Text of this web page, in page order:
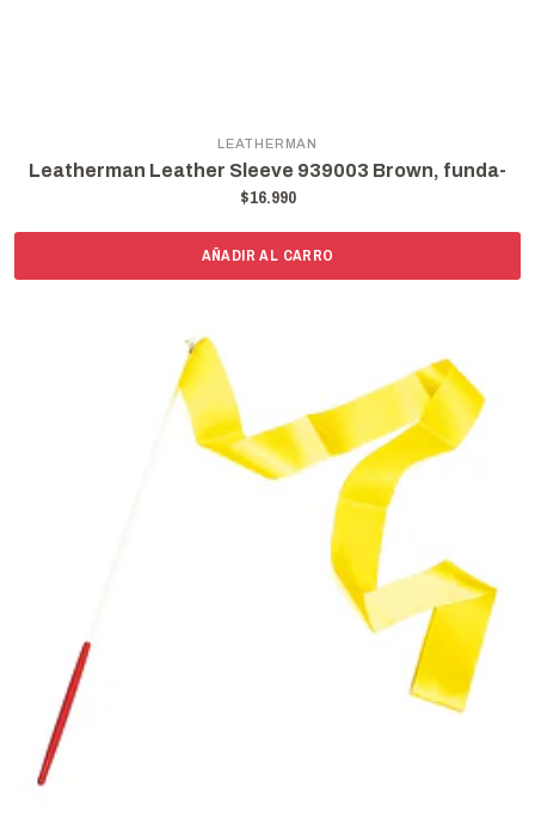
LEATHERMAN
Leatherman Leather Sleeve 939003 Brown, funda-
$16.990
AÑADIR AL CARRO